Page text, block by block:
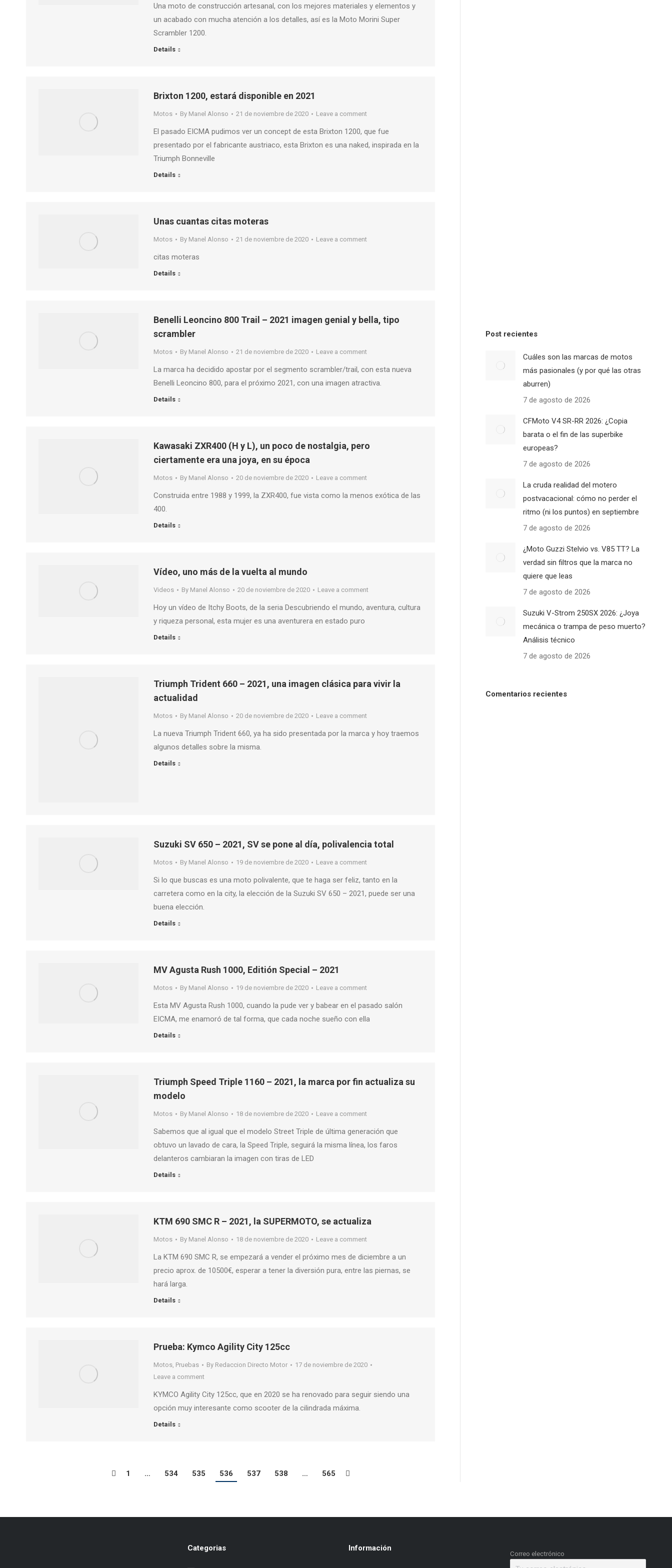
Una moto de construcción artesanal, con los mejores materiales y elementos y
un acabado con mucha atención a los detalles, así es la Moto Morini Super
Scrambler 1200.
Details
Brixton 1200, estará disponible en 2021
Motos By Manel Alonso 21 de noviembre de 2020 Leave a comment
El pasado EICMA pudimos ver un concept de esta Brixton 1200, que fue
presentado por el fabricante austriaco, esta Brixton es una naked, inspirada en la
Triumph Bonneville
Details
Unas cuantas citas moteras
Motos By Manel Alonso 21 de noviembre de 2020 Leave a comment
citas moteras
Details
Benelli Leoncino 800 Trail – 2021 imagen genial y bella, tipo
scrambler
Motos By Manel Alonso 21 de noviembre de 2020 Leave a comment
La marca ha decidido apostar por el segmento scrambler/trail, con esta nueva
Benelli Leoncino 800, para el próximo 2021, con una imagen atractiva.
Details
Kawasaki ZXR400 (H y L), un poco de nostalgia, pero
ciertamente era una joya, en su época
Motos By Manel Alonso 20 de noviembre de 2020 Leave a comment
Construida entre 1988 y 1999, la ZXR400, fue vista como la menos exótica de las
400.
Details
Vídeo, uno más de la vuelta al mundo
Videos By Manel Alonso 20 de noviembre de 2020 Leave a comment
Hoy un vídeo de Itchy Boots, de la seria Descubriendo el mundo, aventura, cultura
y riqueza personal, esta mujer es una aventurera en estado puro
Details
Triumph Trident 660 – 2021, una imagen clásica para vivir la
actualidad
Motos By Manel Alonso 20 de noviembre de 2020 Leave a comment
La nueva Triumph Trident 660, ya ha sido presentada por la marca y hoy traemos
algunos detalles sobre la misma.
Details
Suzuki SV 650 – 2021, SV se pone al día, polivalencia total
Motos By Manel Alonso 19 de noviembre de 2020 Leave a comment
Si lo que buscas es una moto polivalente, que te haga ser feliz, tanto en la
carretera como en la city, la elección de la Suzuki SV 650 – 2021, puede ser una
buena elección.
Details
MV Agusta Rush 1000, Editión Special – 2021
Motos By Manel Alonso 19 de noviembre de 2020 Leave a comment
Esta MV Agusta Rush 1000, cuando la pude ver y babear en el pasado salón
EICMA, me enamoró de tal forma, que cada noche sueño con ella
Details
Triumph Speed ​​Triple 1160 – 2021, la marca por fin actualiza su
modelo
Motos By Manel Alonso 18 de noviembre de 2020 Leave a comment
Sabemos que al igual que el modelo Street Triple de última generación que
obtuvo un lavado de cara, la Speed Triple, seguirá la misma línea, los faros
delanteros cambiaran la imagen con tiras de LED
Details
KTM 690 SMC R – 2021, la SUPERMOTO, se actualiza
Motos By Manel Alonso 18 de noviembre de 2020 Leave a comment
La KTM 690 SMC R, se empezará a vender el próximo mes de diciembre a un
precio aprox. de 10500€, esperar a tener la diversión pura, entre las piernas, se
hará larga.
Details
Prueba: Kymco Agility City 125cc
Motos Pruebas By Redaccion Directo Motor
17 de noviembre de 2020
Leave a comment
KYMCO Agility City 125cc, que en 2020 se ha renovado para seguir siendo una
opción muy interesante como scooter de la cilindrada máxima.
Details
1 … 534 535 536 537 538 … 565
Post recientes
Cuáles son las marcas de motos
más pasionales (y por qué las otras
aburren)
7 de agosto de 2026
CFMoto V4 SR-RR 2026: ¿Copia
barata o el fin de las superbike
europeas?
7 de agosto de 2026
La cruda realidad del motero
postvacacional: cómo no perder el
ritmo (ni los puntos) en septiembre
7 de agosto de 2026
¿Moto Guzzi Stelvio vs. V85 TT? La
verdad sin filtros que la marca no
quiere que leas
7 de agosto de 2026
Suzuki V-Strom 250SX 2026: ¿Joya
mecánica o trampa de peso muerto?
Análisis técnico
7 de agosto de 2026
Comentarios recientes
Categorias Información
Correo electrónico